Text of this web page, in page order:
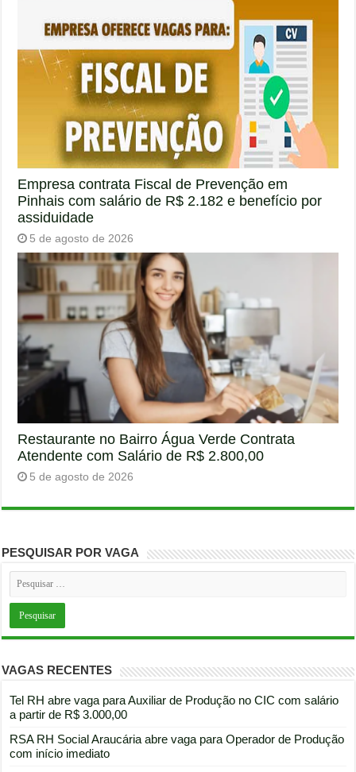
Empresa contrata Fiscal de Prevenção em
Pinhais com salário de R$ 2.182 e benefício por
assiduidade
5 de agosto de 2026
Restaurante no Bairro Água Verde Contrata
Atendente com Salário de R$ 2.800,00
5 de agosto de 2026
PESQUISAR POR VAGA
VAGAS RECENTES
Tel RH abre vaga para Auxiliar de Produção no CIC com salário
a partir de R$ 3.000,00
RSA RH Social Araucária abre vaga para Operador de Produção
com início imediato